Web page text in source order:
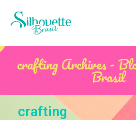
crafting Archives -
Brasil
crafting